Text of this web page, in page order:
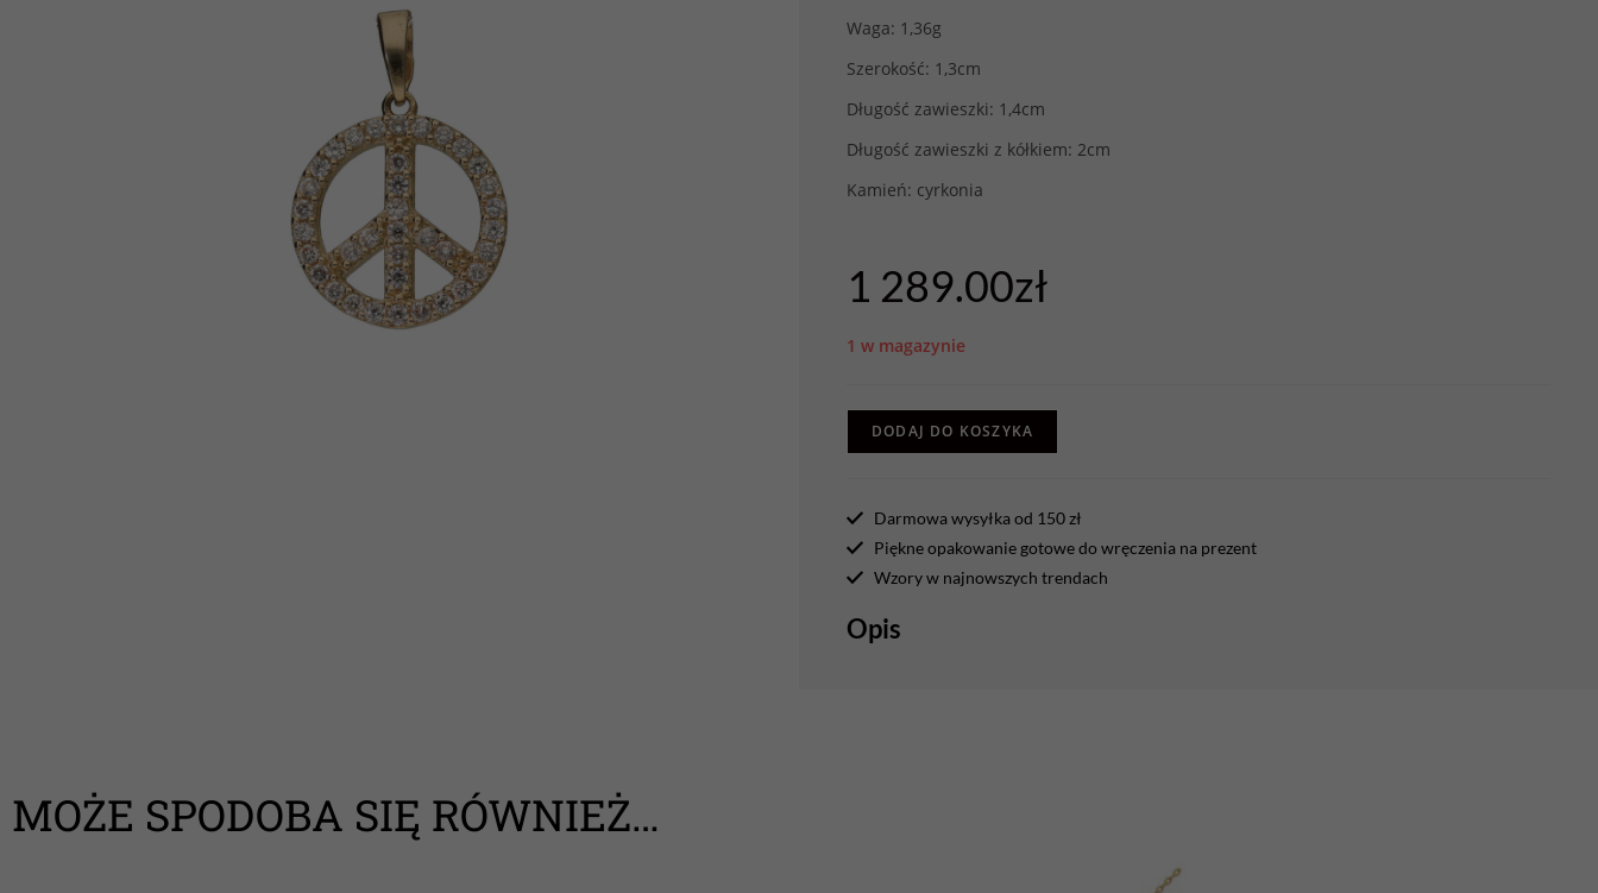
Waga: 1,36g
Szerokość: 1,3cm
Długość zawieszki: 1,4cm
Długość zawieszki z kółkiem: 2cm
Kamień: cyrkonia
1 289.00zł
1 w magazynie
DODAJ DO KOSZYKA
Darmowa wysyłka od 150 zł
Piękne opakowanie gotowe do wręczenia na prezent
Wzory w najnowszych trendach
Opis
MOŻE SPODOBA SIĘ RÓWNIEŻ…